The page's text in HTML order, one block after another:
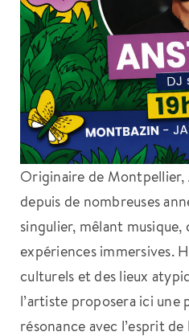
Originaire de
depuis de nombreuses
singulier, mêlant
expériences immersives.
culturels et des lieux
l’artiste proposera ici
résonance avec l’esprit